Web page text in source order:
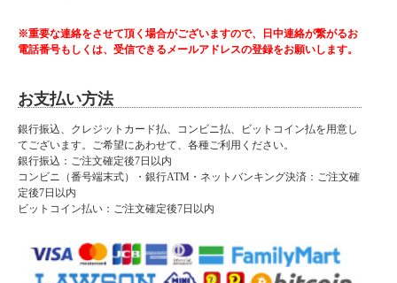
※重要な連絡をさせて頂く場合がございますので、日中連絡が繋がるお
電話番号もしくは、受信できるメールアドレスの登録をお願いします。
お支払い方法
銀行振込、クレジットカード払、コンビニ払、ビットコイン払を用意し
てございます。ご希望にあわせて、各種ご利用ください。
銀行振込：ご注文確定後7日以内
コンビニ（番号端末式）・銀行ATM・ネットバンキング決済：ご注文確
定後7日以内
ビットコイン払い：ご注文確定後7日以内